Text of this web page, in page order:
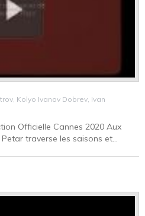
Kolyo Ivanov Dobrev, Ivan
Officielle Cannes 2020 Aux
traverse les saisons et...